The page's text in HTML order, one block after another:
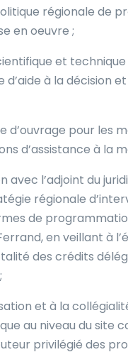
régionale de
en oeuvre ;
et
à la décision
d’ouvrage pour les
d’assistance à la
avec l’adjoint du
régionale
de
en veillant à
des crédits
et à la
au niveau du site
privilégié des